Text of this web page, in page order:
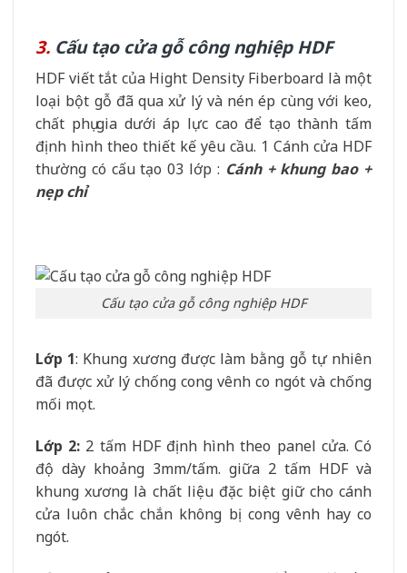
3. Cấu tạo cửa gỗ công nghiệp HDF
HDF viết tắt của Hight Density Fiberboard là một
loại bột gỗ đã qua xử lý và nén ép cùng với keo,
chất phụ gia dưới áp lực cao để tạo thành tấm
định hình theo thiết kế yêu cầu. 1 Cánh cửa HDF
thường có cấu tạo 03 lớp : Cánh + khung bao +
nẹp chỉ
Cấu tạo cửa gỗ công nghiệp HDF
Lớp 1: Khung xương được làm bằng gỗ tự nhiên
đã được xử lý chống cong vênh co ngót và chống
mối mọt.
Lớp 2: 2 tấm HDF định hình theo panel cửa. Có
độ dày khoảng 3mm/tấm. giữa 2 tấm HDF và
khung xương là chất liệu đặc biệt giữ cho cánh
cửa luôn chắc chắn không bị cong vênh hay co
ngót.